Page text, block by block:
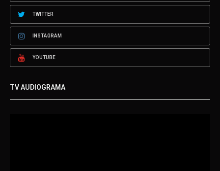
TWITTER
INSTAGRAM
YOUTUBE
TV AUDIOGRAMA